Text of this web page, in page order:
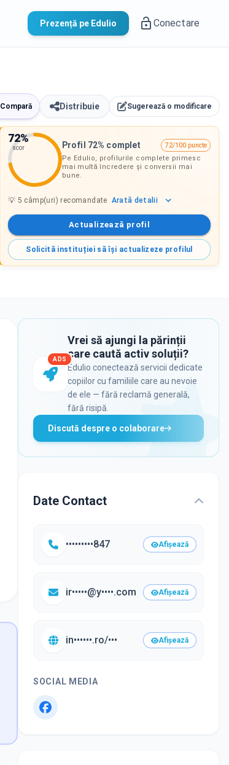
Prezență pe Edulio Conectare
Compară Distribuie Sugerează o modificare
72%
scor Profil 72% complet
72/100 puncte
Pe Edulio, profilurile complete primesc
mai multă încredere și conversii mai
bune.
💡 5 câmp(uri) recomandate Arată detalii
Actualizează profil
Solicită instituției să își actualizeze profilul
ADS
Vrei să ajungi la părinții
care caută activ soluții?
Edulio conectează servicii dedicate
copiilor cu familiile care au nevoie
de ele — fără reclamă generală,
fără risipă.
Discută despre o colaborare
Date Contact
•••••••••847 Afișează
ir•••••@y••••.com Afișează
in••••••.ro/••• Afișează
SOCIAL MEDIA